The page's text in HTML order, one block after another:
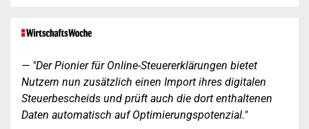
"Der Pionier für Online-Steuererklärungen bietet
Nutzern nun zusätzlich einen Import ihres digitalen
Steuerbescheids und prüft auch die dort enthaltenen
Daten automatisch auf Optimierungspotenzial."